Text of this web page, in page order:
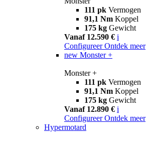
111 pk Vermogen
91,1 Nm Koppel
175 kg Gewicht
Vanaf 12.590 € i
Configureer Ontdek meer
new Monster +
Monster +
111 pk Vermogen
91,1 Nm Koppel
175 kg Gewicht
Vanaf 12.890 € i
Configureer Ontdek meer
Hypermotard